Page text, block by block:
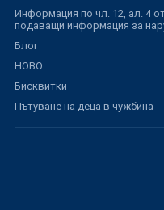
Информация по чл. 12, ал. 4
подаващи информация за
Блог
НОВО
Бисквитки
Пътуване на деца в чужбина